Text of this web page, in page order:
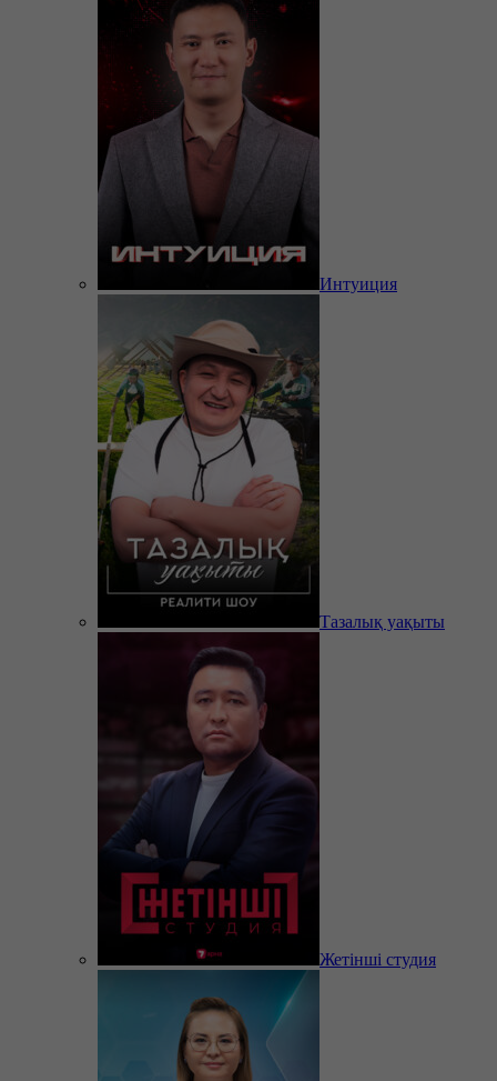
Интуиция
Тазалық уақыты
Жетінші студия